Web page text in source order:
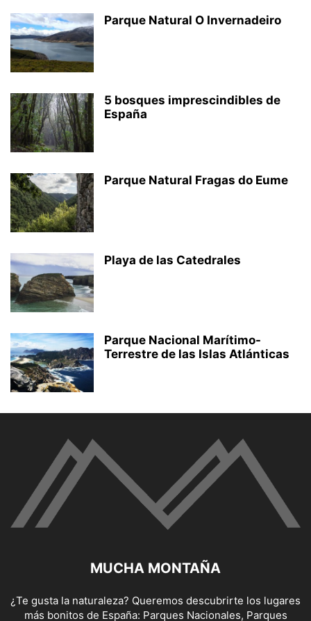
Parque Natural O Invernadeiro
5 bosques imprescindibles de
España
Parque Natural Fragas do Eume
Playa de las Catedrales
Parque Nacional Marítimo-
Terrestre de las Islas Atlánticas
MUCHA MONTAÑA
¿Te gusta la naturaleza? Queremos descubrirte los lugares
más bonitos de España: Parques Nacionales, Parques